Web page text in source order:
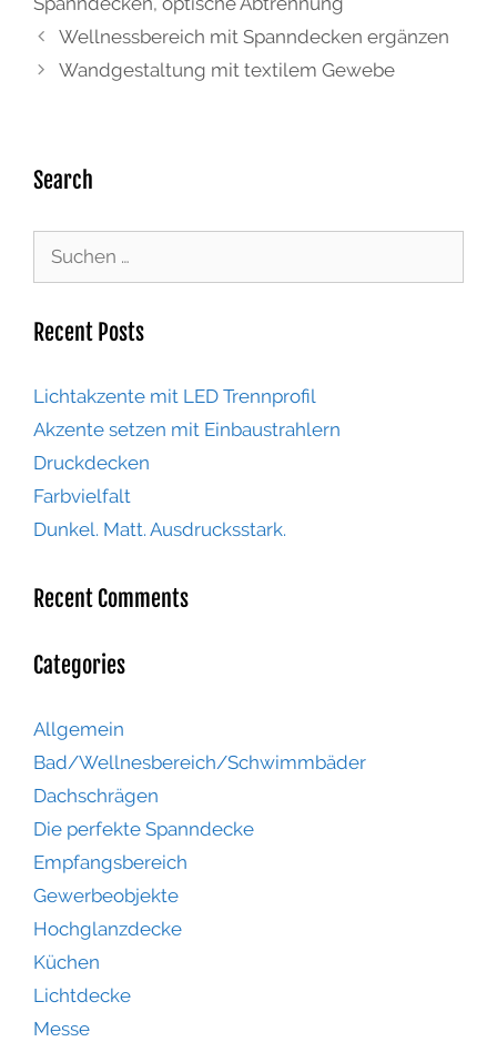
Wellnessbereich mit Spanndecken ergänzen
Wandgestaltung mit textilem Gewebe
Search
Recent Posts
Lichtakzente mit LED Trennprofil
Akzente setzen mit Einbaustrahlern
Druckdecken
Farbvielfalt
Dunkel. Matt. Ausdrucksstark.
Recent Comments
Categories
Allgemein
Bad/Wellnesbereich/Schwimmbäder
Dachschrägen
Die perfekte Spanndecke
Empfangsbereich
Gewerbeobjekte
Hochglanzdecke
Küchen
Lichtdecke
Messe